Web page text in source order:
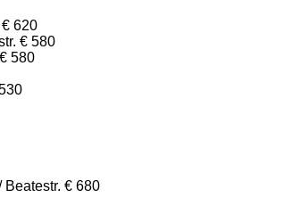
620
€ 580
580
Beatestr. € 680